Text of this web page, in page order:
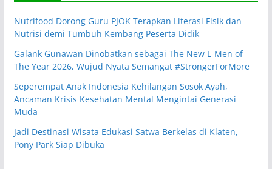
Nutrifood Dorong Guru PJOK Terapkan Literasi Fisik dan
Nutrisi demi Tumbuh Kembang Peserta Didik
Galank Gunawan Dinobatkan sebagai The New L-Men of
The Year 2026, Wujud Nyata Semangat #StrongerForMore
Seperempat Anak Indonesia Kehilangan Sosok Ayah,
Ancaman Krisis Kesehatan Mental Mengintai Generasi
Muda
Jadi Destinasi Wisata Edukasi Satwa Berkelas di Klaten,
Pony Park Siap Dibuka